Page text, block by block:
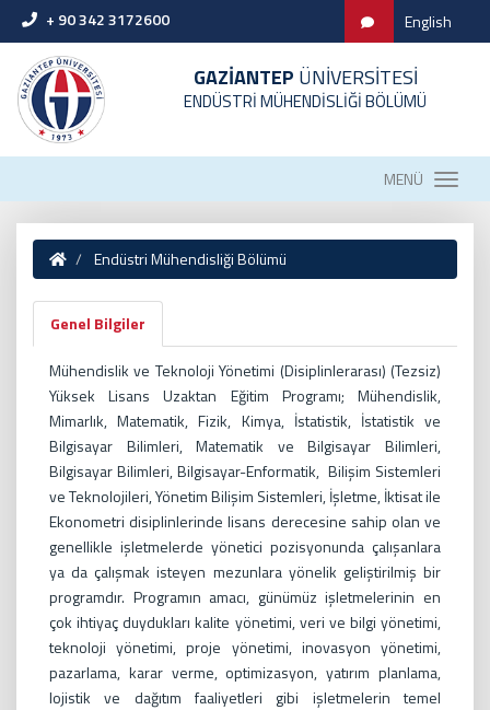
+ 90 342 3172600 English
GAZİANTEP ÜNİVERSİTESİ
ENDÜSTRİ MÜHENDİSLİĞİ BÖLÜMÜ
MENÜ
Endüstri Mühendisliği Bölümü
Genel Bilgiler
Mühendislik ve Teknoloji Yönetimi (Disiplinlerarası) (Tezsiz)
Yüksek Lisans Uzaktan Eğitim Programı; Mühendislik,
Mimarlık, Matematik, Fizik, Kimya, İstatistik, İstatistik ve
Bilgisayar Bilimleri, Matematik ve Bilgisayar Bilimleri,
Bilgisayar Bilimleri, Bilgisayar-Enformatik, Bilişim Sistemleri
ve Teknolojileri, Yönetim Bilişim Sistemleri, İşletme, İktisat ile
Ekonometri disiplinlerinde lisans derecesine sahip olan ve
genellikle işletmelerde yönetici pozisyonunda çalışanlara
ya da çalışmak isteyen mezunlara yönelik geliştirilmiş bir
programdır. Programın amacı, günümüz işletmelerinin en
çok ihtiyaç duydukları kalite yönetimi, veri ve bilgi yönetimi,
teknoloji yönetimi, proje yönetimi, inovasyon yönetimi,
pazarlama, karar verme, optimizasyon, yatırım planlama,
lojistik ve dağıtım faaliyetleri gibi işletmelerin temel